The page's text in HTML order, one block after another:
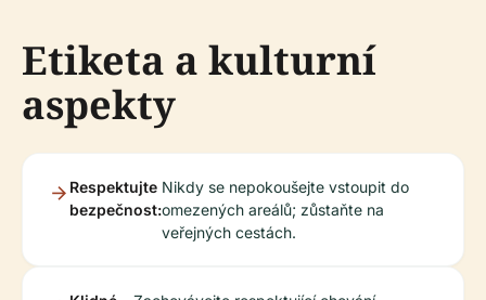
Etiketa a kulturní
aspekty
Respektujte
bezpečnost:
Nikdy se nepokoušejte vstoupit do
omezených areálů; zůstaňte na
veřejných cestách.